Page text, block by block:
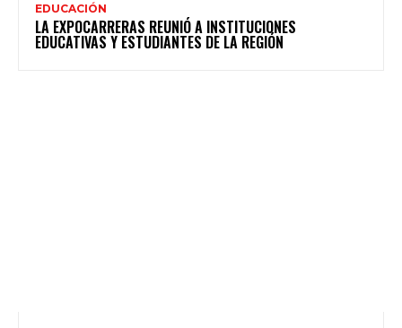
EDUCACIÓN
LA EXPOCARRERAS REUNIÓ A INSTITUCIONES
EDUCATIVAS Y ESTUDIANTES DE LA REGIÓN